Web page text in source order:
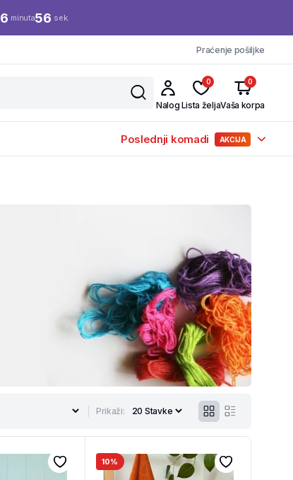
minuta55 sek.
Praćenje pošiljke
Nalog
0
Lista želja
0
Vaša korpa
Poslednji komadi AKCIJA
Prikaži:
10%